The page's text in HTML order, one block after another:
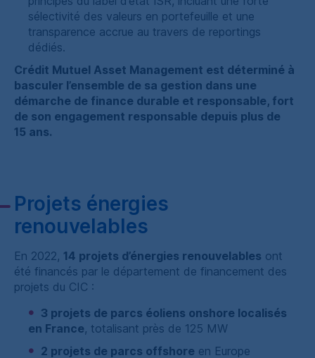
sélectivité des valeurs en portefeuille et une
transparence accrue au travers de reportings
dédiés.
Crédit Mutuel Asset Management est déterminé à
basculer l’ensemble de sa gestion dans une
démarche de finance durable et responsable, fort
de son engagement responsable depuis plus de
15 ans.
Projets énergies
renouvelables
En 2022, 14 projets d’énergies renouvelables ont
été financés par le département de financement des
projets du CIC :
3 projets de parcs éoliens onshore localisés
en France, totalisant près de 125 MW
2 projets de parcs offshore en Europe